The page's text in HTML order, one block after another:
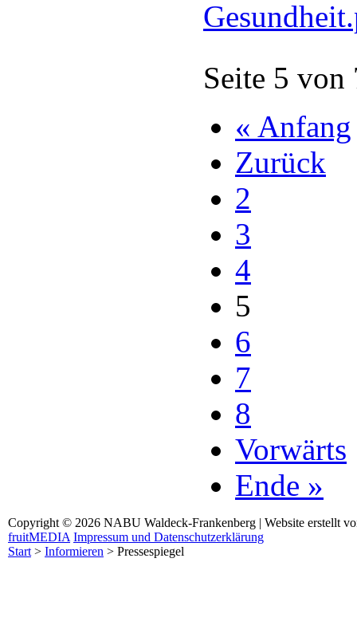
Seite 5 von
« Anfang
Zurück
2
3
4
5
6
7
8
Vorwärts
Ende »
Copyright © 2026 NABU Waldeck-Frankenberg | Website erstellt
fruitMEDIA Impressum und Datenschutzerklärung
Start> Informieren > Pressespiegel